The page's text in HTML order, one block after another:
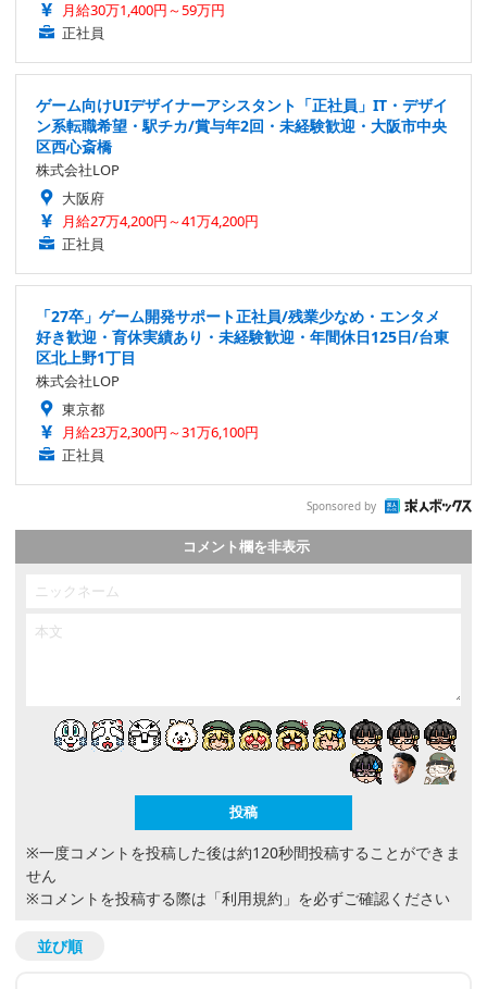
月給30万1,400円～59万円
正社員
ゲーム向けUIデザイナーアシスタント「正社員」IT・デザイ
ン系転職希望・駅チカ/賞与年2回・未経験歓迎・大阪市中央
区西心斎橋
株式会社LOP
大阪府
月給27万4,200円～41万4,200円
正社員
「27卒」ゲーム開発サポート正社員/残業少なめ・エンタメ
好き歓迎・育休実績あり・未経験歓迎・年間休日125日/台東
区北上野1丁目
株式会社LOP
東京都
月給23万2,300円～31万6,100円
正社員
Sponsored by
コメント欄を非表示
※一度コメントを投稿した後は約120秒間投稿することができま
せん
※コメントを投稿する際は 「利用規約」 を必ずご確認ください
並び順